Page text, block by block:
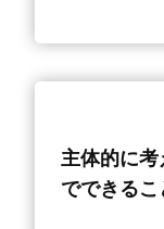
主体的に
でできるこ